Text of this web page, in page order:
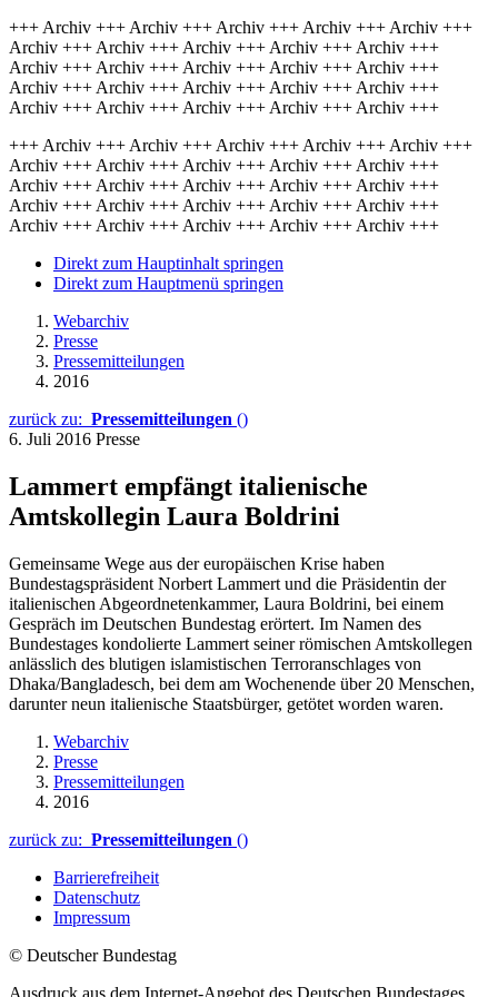
+++ Archiv +++ Archiv +++ Archiv +++ Archiv +++ Archiv +++
Archiv +++ Archiv +++ Archiv +++ Archiv +++ Archiv +++
Archiv +++ Archiv +++ Archiv +++ Archiv +++ Archiv +++
Archiv +++ Archiv +++ Archiv +++ Archiv +++ Archiv +++
Archiv +++ Archiv +++ Archiv +++ Archiv +++ Archiv +++
+++ Archiv +++ Archiv +++ Archiv +++ Archiv +++ Archiv +++
Archiv +++ Archiv +++ Archiv +++ Archiv +++ Archiv +++
Archiv +++ Archiv +++ Archiv +++ Archiv +++ Archiv +++
Archiv +++ Archiv +++ Archiv +++ Archiv +++ Archiv +++
Archiv +++ Archiv +++ Archiv +++ Archiv +++ Archiv +++
Direkt zum Hauptinhalt springen
Direkt zum Hauptmenü springen
Webarchiv
Presse
Pressemitteilungen
2016
zurück zu: Pressemitteilungen ()
6. Juli 2016 Presse
Lammert empfängt italienische
Amtskollegin Laura Boldrini
Gemeinsame Wege aus der europäischen Krise haben
Bundestagspräsident Norbert Lammert und die Präsidentin der
italienischen Abgeordnetenkammer, Laura Boldrini, bei einem
Gespräch im Deutschen Bundestag erörtert. Im Namen des
Bundestages kondolierte Lammert seiner römischen Amtskollegen
anlässlich des blutigen islamistischen Terroranschlages von
Dhaka/Bangladesch, bei dem am Wochenende über 20 Menschen,
darunter neun italienische Staatsbürger, getötet worden waren.
Webarchiv
Presse
Pressemitteilungen
2016
zurück zu: Pressemitteilungen ()
Barrierefreiheit
Datenschutz
Impressum
© Deutscher Bundestag
Ausdruck aus dem Internet-Angebot des Deutschen Bundestages